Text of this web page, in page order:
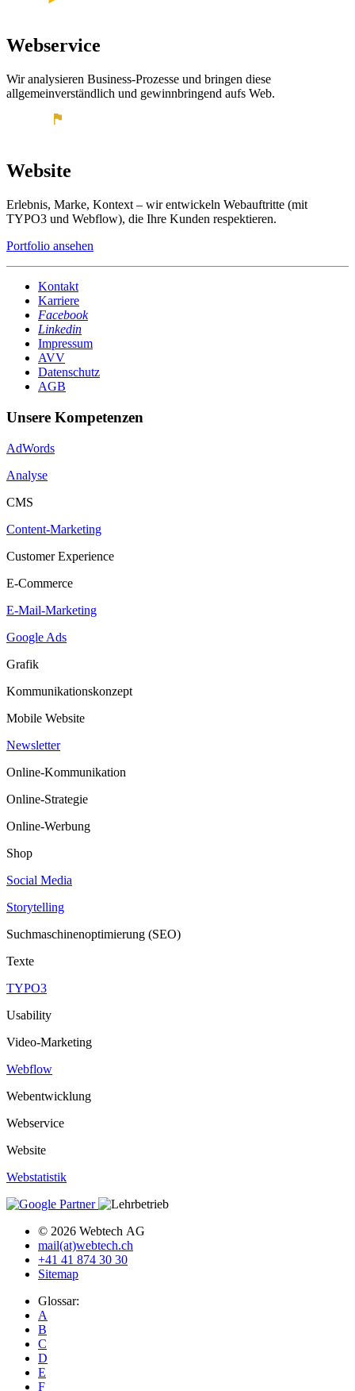
Webservice
Wir analysieren Business-Prozesse und bringen diese
allgemeinverständlich und gewinnbringend aufs Web.
Website
Erlebnis, Marke, Kontext – wir entwickeln Webauftritte (mit
TYPO3 und Webflow), die Ihre Kunden respektieren.
Portfolio ansehen
Kontakt
Karriere
Facebook
Linkedin
Impressum
AVV
Datenschutz
AGB
Unsere Kompetenzen
AdWords
Analyse
CMS
Content-Marketing
Customer Experience
E-Commerce
E-Mail-Marketing
Google Ads
Grafik
Kommunikationskonzept
Mobile Website
Newsletter
Online-Kommunikation
Online-Strategie
Online-Werbung
Shop
Social Media
Storytelling
Suchmaschinenoptimierung (SEO)
Texte
TYPO3
Usability
Video-Marketing
Webflow
Webentwicklung
Webservice
Website
Webstatistik
© 2026 Webtech AG
mail(at)webtech.ch
+41 41 874 30 30
Sitemap
Glossar:
A
B
C
D
E
F